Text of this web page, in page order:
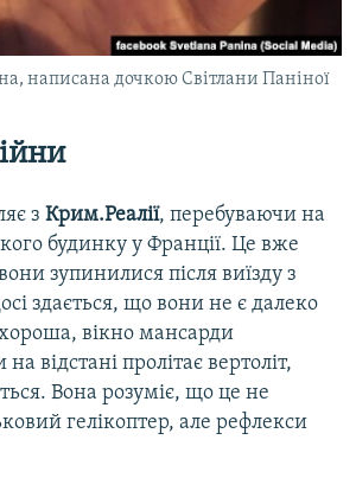
написана дочкою Світлани Паніної
з Крим.Реалії, перебуваючи на
будинку у Франції. Це вже
зупинилися після виїзду з
здається, що вони не є далеко
хороша, вікно мансарди
відстані пролітає вертоліт,
Вона розуміє, що це не
гелікоптер, але рефлекси